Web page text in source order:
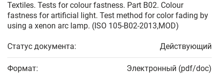
Textiles. Tests for colour fastness. Part B02. Colour
fastness for artificial light. Test method for color fading by
using a xenon arc lamp. (ISO 105-В02-2013,MOD)
Статус документа: Действующий
Формат: Электронный (pdf/doc)